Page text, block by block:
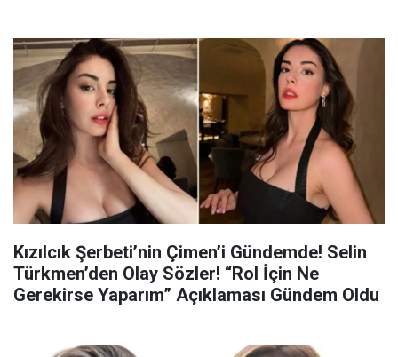
Kızılcık Şerbeti’nin Çimen’i Gündemde! Selin
Türkmen’den Olay Sözler! “Rol İçin Ne
Gerekirse Yaparım” Açıklaması Gündem Oldu